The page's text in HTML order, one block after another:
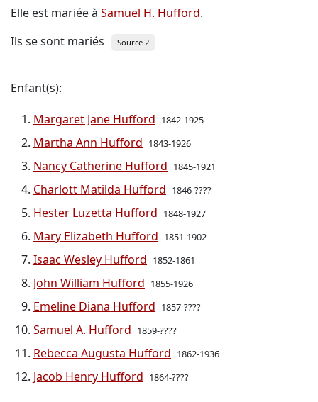
Elle est mariée à Samuel H. Hufford.
Ils se sont mariés
Source 2
Enfant(s):
Margaret Jane Hufford 1842-1925
Martha Ann Hufford 1843-1926
Nancy Catherine Hufford 1845-1921
Charlott Matilda Hufford 1846-????
Hester Luzetta Hufford 1848-1927
Mary Elizabeth Hufford 1851-1902
Isaac Wesley Hufford 1852-1861
John William Hufford 1855-1926
Emeline Diana Hufford 1857-????
Samuel A. Hufford 1859-????
Rebecca Augusta Hufford 1862-1936
Jacob Henry Hufford 1864-????